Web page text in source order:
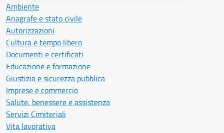
Ambiente
Anagrafe e stato civile
Autorizzazioni
Cultura e tempo libero
Documenti e certificati
Educazione e formazione
Giustizia e sicurezza pubblica
Imprese e commercio
Salute, benessere e assistenza
Servizi Cimiteriali
Vita lavorativa